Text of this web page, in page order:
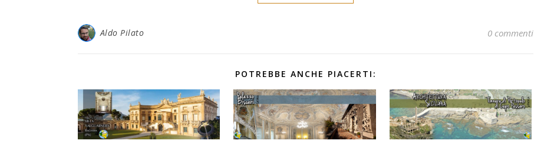
Aldo Pilato 0 commenti
POTREBBE ANCHE PIACERTI: